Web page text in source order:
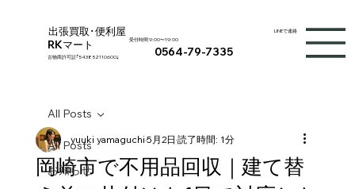
出張買取･便利屋
RKマート
​古物商許可証｢543852110600｣
受付時間 9:00〜19:00
0564-79-7335
LINEで連絡
All Posts
お知らせ
All Posts
岡崎市で不用品回収｜建て替
yuuki yamaguchi5月2日 読了時間: 1分